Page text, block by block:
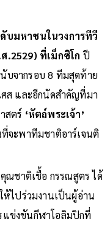
บมหาชนในวงการทีวี
.2529) ที่เม็กซิโก ปี
บจากรอบ 8 ทีมสุดท้าย
ศส และอีกนัดสำคัญที่มา
สตร์ ‘หัตถ์พระเจ้า’
จะพาทีมชาติอาร์เจนติ
ณชาติเชื้อ กรรณสูตร ได้
ห้ไปร่วมงานเป็นผู้อ่าน
แข่งขันกีฬาโอลิมปิกที่